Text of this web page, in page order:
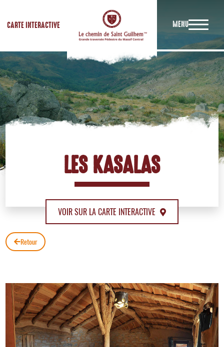
CARTE INTERACTIVE MENU
LES KASALAS
VOIR SUR LA CARTE INTERACTIVE
Retour